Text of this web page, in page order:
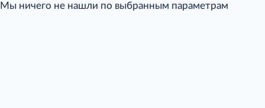
Мы ничего не нашли по выбранным параметрам